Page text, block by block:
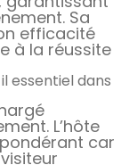
Sa
efficacité
à la réussite
essentiel dans
L’hôte
car